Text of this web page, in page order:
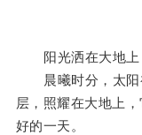
阳光洒在大地上
晨曦时分，太阳
层，照耀在大地上
好的一天。